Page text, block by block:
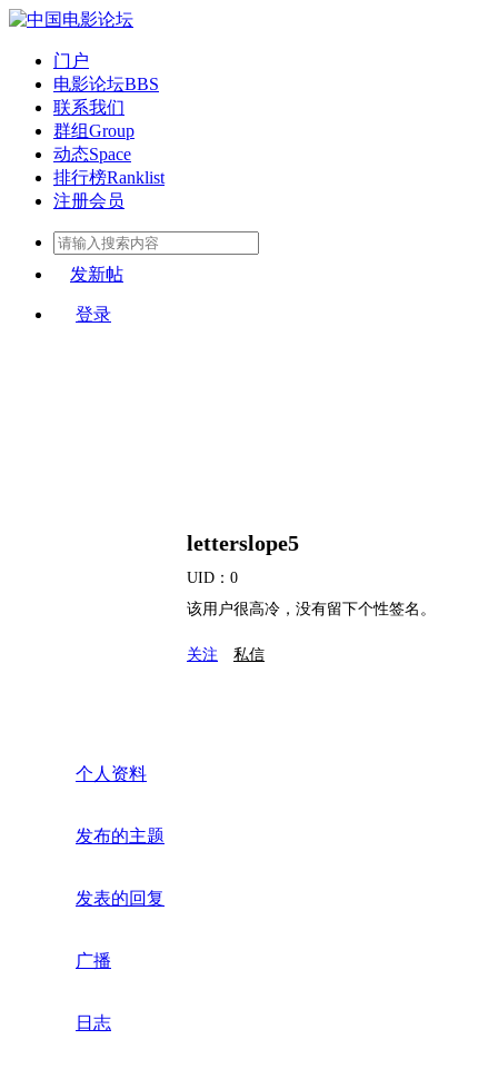
门户
电影论坛BBS
联系我们
群组Group
动态Space
排行榜Ranklist
注册会员
发新帖
登录
letterslope5
UID：0
该用户很高冷，没有留下个性签名。
关注 私信
个人资料
发布的主题
发表的回复
广播
日志